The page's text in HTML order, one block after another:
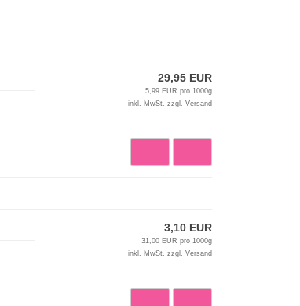
29,95 EUR
5,99 EUR pro 1000g
inkl. MwSt. zzgl. Versand
3,10 EUR
31,00 EUR pro 1000g
inkl. MwSt. zzgl. Versand